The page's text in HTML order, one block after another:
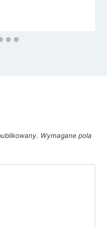
Wymagane pola